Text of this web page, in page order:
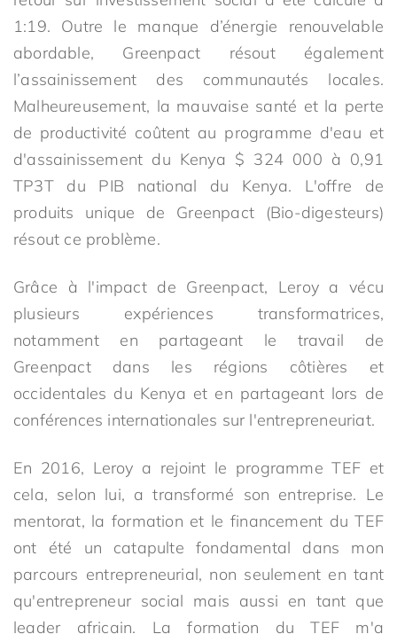
1:19. Outre le manque d’énergie renouvelable
abordable, Greenpact résout également
l’assainissement des communautés locales.
Malheureusement, la mauvaise santé et la perte
de productivité coûtent au programme d'eau et
d'assainissement du Kenya $ 324 000 à 0,91
TP3T du PIB national du Kenya. L'offre de
produits unique de Greenpact (Bio-digesteurs)
résout ce problème.
Grâce à l'impact de Greenpact, Leroy a vécu
plusieurs expériences transformatrices,
notamment en partageant le travail de
Greenpact dans les régions côtières et
occidentales du Kenya et en partageant lors de
conférences internationales sur l'entrepreneuriat.
En 2016, Leroy a rejoint le programme TEF et
cela, selon lui, a transformé son entreprise. Le
mentorat, la formation et le financement du TEF
ont été un catapulte fondamental dans mon
parcours entrepreneurial, non seulement en tant
qu'entrepreneur social mais aussi en tant que
leader africain. La formation du TEF m'a